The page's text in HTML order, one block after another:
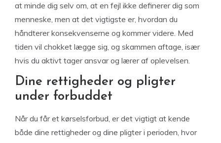
at minde dig selv om, at en fejl ikke definerer dig som
menneske, men at det vigtigste er, hvordan du
håndterer konsekvenserne og kommer videre. Med
tiden vil chokket lægge sig, og skammen aftage, især
hvis du aktivt tager ansvar og lærer af oplevelsen.
Dine rettigheder og pligter
under forbuddet
Når du får et kørselsforbud, er det vigtigt at kende
både dine rettigheder og dine pligter i perioden, hvor